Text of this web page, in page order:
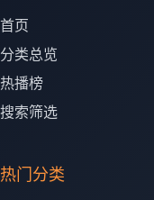
首页
分类总览
热播榜
搜索筛选
热门分类